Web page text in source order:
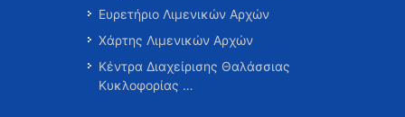
Ευρετήριο Λιμενικών Αρχών
Χάρτης Λιμενικών Αρχών
Κέντρα Διαχείρισης Θαλάσσιας
Κυκλοφορίας …